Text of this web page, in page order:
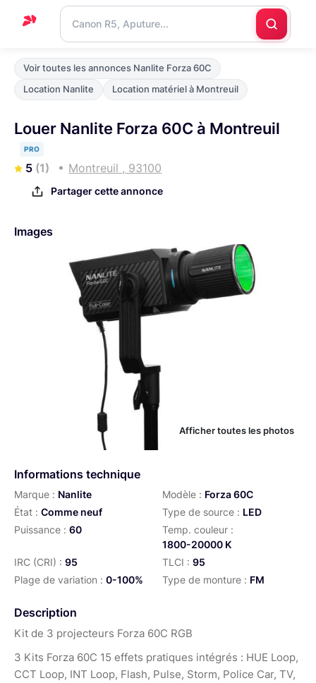
Accueil
Support
Voir toutes les annonces Nanlite Forza 60C
Location Nanlite
Location matériel à Montreuil
Louer Nanlite Forza 60C à Montreuil
PRO
5 (1) Montreuil , 93100
Partager cette annonce
Images
Afficher toutes les photos
Informations technique
Marque : Nanlite Modèle : Forza 60C
État : Comme neuf Type de source : LED
Puissance : 60
Temp. couleur :
1800-20000 K
IRC (CRI) : 95 TLCI : 95
Plage de variation : 0-100% Type de monture : FM
Description
Kit de 3 projecteurs Forza 60C RGB
3 Kits Forza 60C 15 effets pratiques intégrés : HUE Loop,
CCT Loop, INT Loop, Flash, Pulse, Storm, Police Car, TV,